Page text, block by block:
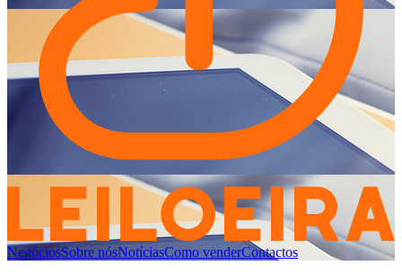
NegóciosSobre nósNotíciasComo venderContactos